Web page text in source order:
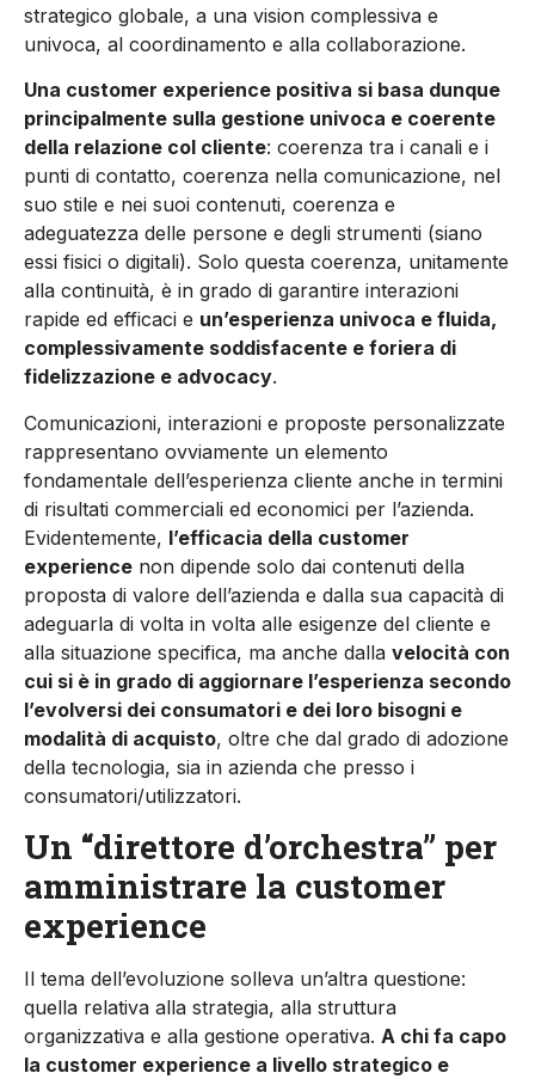
strategico globale, a una vision complessiva e
univoca, al coordinamento e alla collaborazione.
Una customer experience positiva si basa dunque
principalmente sulla gestione univoca e coerente
della relazione col cliente: coerenza tra i canali e i
punti di contatto, coerenza nella comunicazione, nel
suo stile e nei suoi contenuti, coerenza e
adeguatezza delle persone e degli strumenti (siano
essi fisici o digitali). Solo questa coerenza, unitamente
alla continuità, è in grado di garantire interazioni
rapide ed efficaci e un’esperienza univoca e fluida,
complessivamente soddisfacente e foriera di
fidelizzazione e advocacy.
Comunicazioni, interazioni e proposte personalizzate
rappresentano ovviamente un elemento
fondamentale dell’esperienza cliente anche in termini
di risultati commerciali ed economici per l’azienda.
Evidentemente, l’efficacia della customer
experience non dipende solo dai contenuti della
proposta di valore dell’azienda e dalla sua capacità di
adeguarla di volta in volta alle esigenze del cliente e
alla situazione specifica, ma anche dalla velocità con
cui si è in grado di aggiornare l’esperienza secondo
l’evolversi dei consumatori e dei loro bisogni e
modalità di acquisto, oltre che dal grado di adozione
della tecnologia, sia in azienda che presso i
consumatori/utilizzatori.
Un “direttore d’orchestra” per
amministrare la customer
experience
Il tema dell’evoluzione solleva un’altra questione:
quella relativa alla strategia, alla struttura
organizzativa e alla gestione operativa. A chi fa capo
la customer experience a livello strategico e